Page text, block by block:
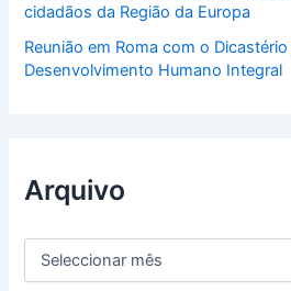
cidadãos da Região da Europa
Reunião em Roma com o
Desenvolvimento Humano Integral
Arquivo